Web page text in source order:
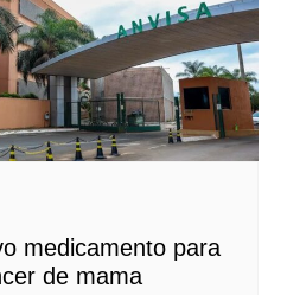
medicamento para
de mama